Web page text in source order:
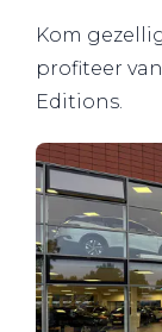
Kom
profiteer
Editions.